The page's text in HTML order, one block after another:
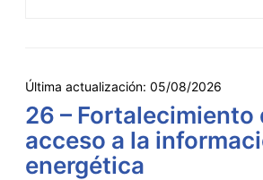
Última actualización: 05/08/2026
26 – Fortalecimiento
acceso a la
energética